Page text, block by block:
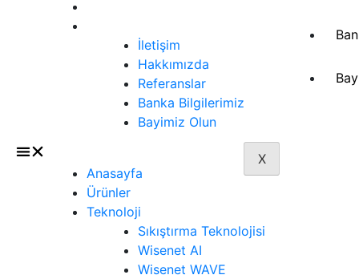
X
İletişim
Hakkımızda
Referanslar
Banka Bilgilerimiz
Bayimiz Olun
Anasayfa
Ürünler
Teknoloji
Sıkıştırma Teknolojisi
Wisenet AI
Wisenet WAVE